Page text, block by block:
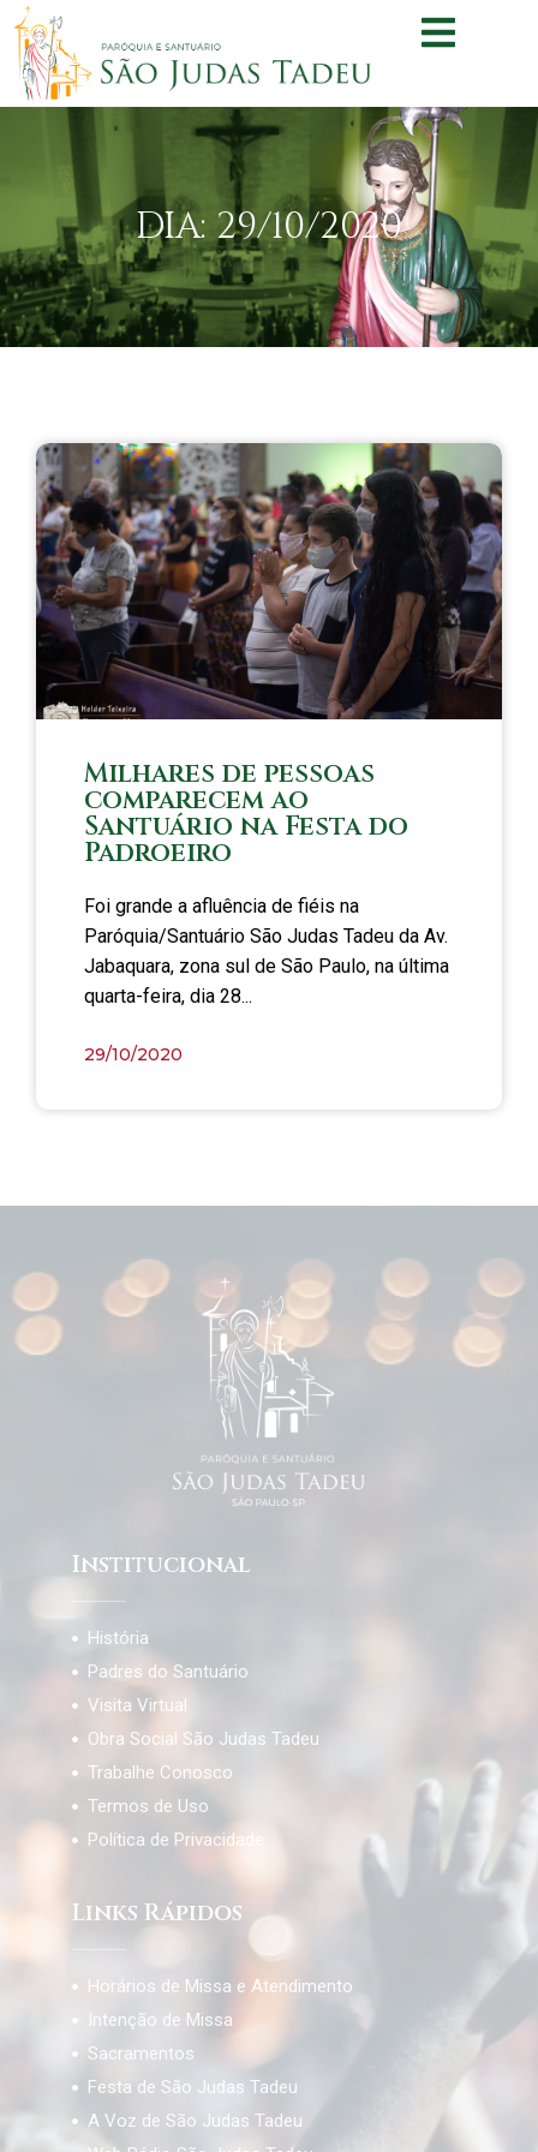
DIA: 29/10/2020
Milhares de pessoas
comparecem ao
Santuário na Festa do
Padroeiro
Foi grande a afluência de fiéis na
Paróquia/Santuário São Judas Tadeu da Av.
Jabaquara, zona sul de São Paulo, na última
quarta-feira, dia 28...
29/10/2020
Institucional
História
Padres do Santuário
Visita Virtual
Obra Social São Judas Tadeu
Trabalhe Conosco
Termos de Uso
Política de Privacidade
Links Rápidos
Horários de Missa e Atendimento
Intenção de Missa
Sacramentos
Festa de São Judas Tadeu
A Voz de São Judas Tadeu